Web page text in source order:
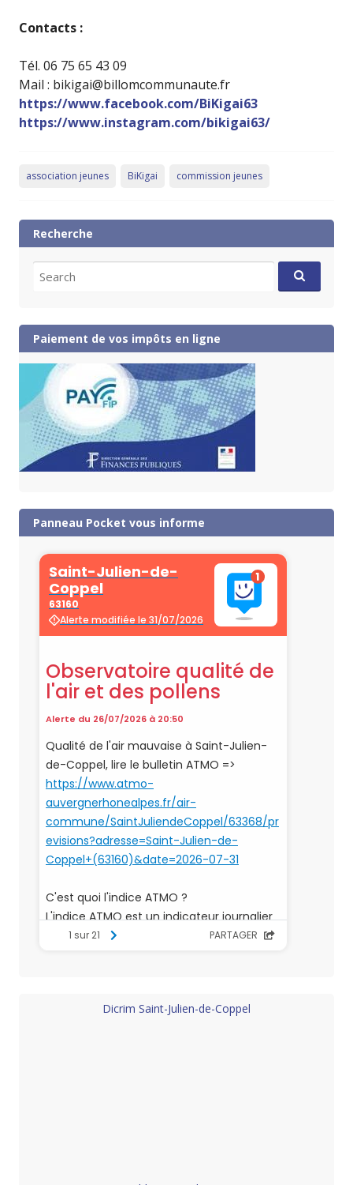
Contacts :
Tél. 06 75 65 43 09
Mail : bikigai@billomcommunaute.fr
https://www.facebook.com/BiKigai63
https://www.instagram.com/bikigai63/
association jeunes BiKigai commission jeunes
Recherche
for:
Paiement de vos impôts en ligne
Panneau Pocket vous informe
Dicrim Saint-Julien-de-Coppel